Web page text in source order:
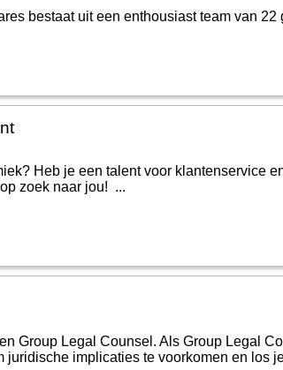
bestaat uit een enthousiast team van 22
Heb je een talent voor klantenservice
zoek naar jou! ...
Group Legal Counsel. Als Group Legal
implicaties te voorkomen en los